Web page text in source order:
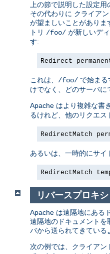
上の節で説明した設定用
その代わりに クライア
が望ましいことがありま
トリ /foo/ が新しいデ
す:
Redirect
これは、 /foo/ で始まる
けでなく、どのサーバに
Apache はより複雑な書
るけれど、他のリクエ
RedirectMatch
あるいは、一時的にサイ
RedirectMatch
リバースプロキシ
Apache は遠隔地にある
遠隔地のドキュメントを
バから送られてきている
次の例では、クライアン